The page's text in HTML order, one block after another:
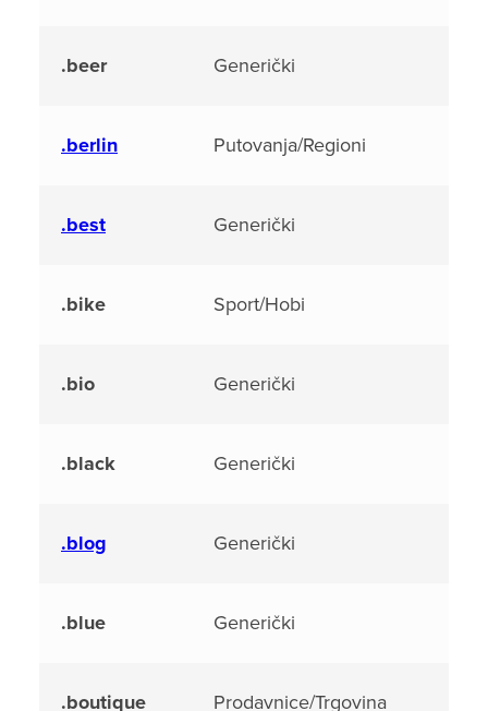
.beer Generički
.berlin Putovanja/Regioni
.best Generički
.bike Sport/Hobi
.bio Generički
.black Generički
.blog Generički
.blue Generički
.boutique Prodavnice/Trgovina